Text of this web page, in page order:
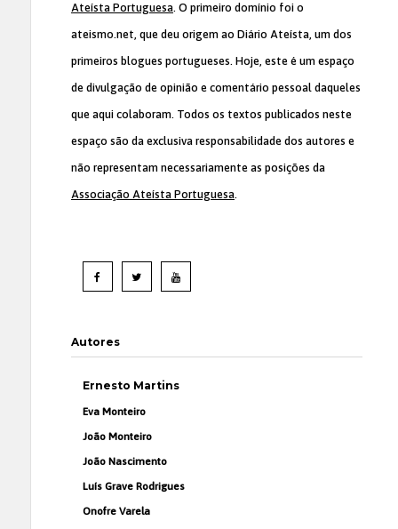
Ateísta Portuguesa. O primeiro domínio foi o
ateismo.net, que deu origem ao Diário Ateísta, um dos
primeiros blogues portugueses. Hoje, este é um espaço
de divulgação de opinião e comentário pessoal daqueles
que aqui colaboram. Todos os textos publicados neste
espaço são da exclusiva responsabilidade dos autores e
não representam necessariamente as posições da
Associação Ateísta Portuguesa.
Autores
Ernesto Martins
Eva Monteiro
João Monteiro
João Nascimento
Luís Grave Rodrigues
Onofre Varela